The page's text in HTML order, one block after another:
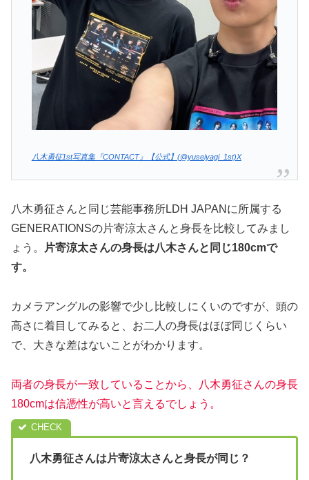
八木勇征1st写真集『CONTACT』【公式】(@yuseiyagi_1st)X
八木勇征さんと同じ芸能事務所LDH JAPANに所属する
GENERATIONSの片寄涼太さんと身長を比較してみまし
ょう。
片寄涼太さんの身長は八木さんと同じ180cmで
す。
カメラアングルの影響で少し比較しにくいのですが、頭の
高さに着目してみると、お二人の身長はほぼ同じくらい
で、大きな差はないことがわかります。
両者の身長が一致していることから、八木勇征さんの身長
180cmは信憑性が高いと言えるでしょう。
八木勇征さんは片寄涼太さんと身長が同じ？